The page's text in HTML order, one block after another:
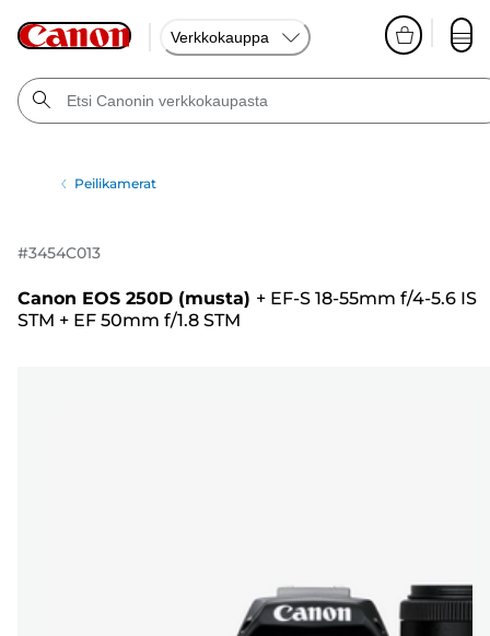
Verkkokauppa
Peilikamerat
#3454C013
Canon EOS 250D (musta) + EF-S 18-55mm f/4-5.6 IS
STM + EF 50mm f/1.8 STM